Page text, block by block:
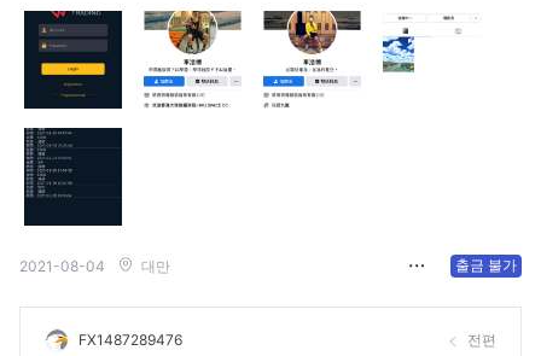
2021-08-04 대만 출금 불가
FX1487289476 전편